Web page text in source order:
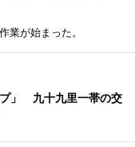
業が始まった。
」 九十九里一帯の交